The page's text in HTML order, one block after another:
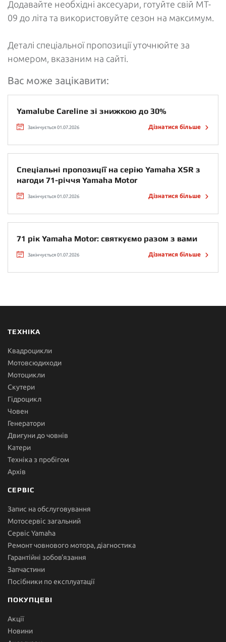
Додавайте необхідні аксесуари, готуйте свій MT-
09 до літа та використовуйте сезон на максимум.
Деталі спеціальної пропозиції уточнюйте за
номером, вказаним на сайті.
Вас може зацікавити:
Yamalube Careline зі знижкою до 30%
Закінчується 01.07.2026 Дізнатися більше
Спеціальні пропозиції на серію Yamaha XSR з
нагоди 71-річчя Yamaha Motor
Закінчується 01.07.2026 Дізнатися більше
71 рік Yamaha Motor: святкуємо разом з вами
Закінчується 01.07.2026 Дізнатися більше
ТЕХНІКА
Квадроцикли
Мотовсюдиходи
Мотоцикли
Скутери
Гідроцикл
Човен
Генератори
Двигуни до човнів
Катери
Техніка з пробігом
Архів
СЕРВІС
Запис на обслуговування
Мотосервіс загальний
Сервіс Yamaha
Ремонт човнового мотора, діагностика
Гарантійні зобов'язання
Запчастини
Посібники по експлуатації
ПОКУПЦЕВІ
Акції
Новини